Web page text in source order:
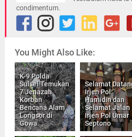
condimentum.
You Might Also Like:
K-9 Polda
Sulsel Temukan
7 Jenazah
Korban
Bencana Alam
Longsor di
Gowa
Selamat
Irjen Pol
Hamidin dan
Selamat Jalan
Irjen Pol Umar
Septono